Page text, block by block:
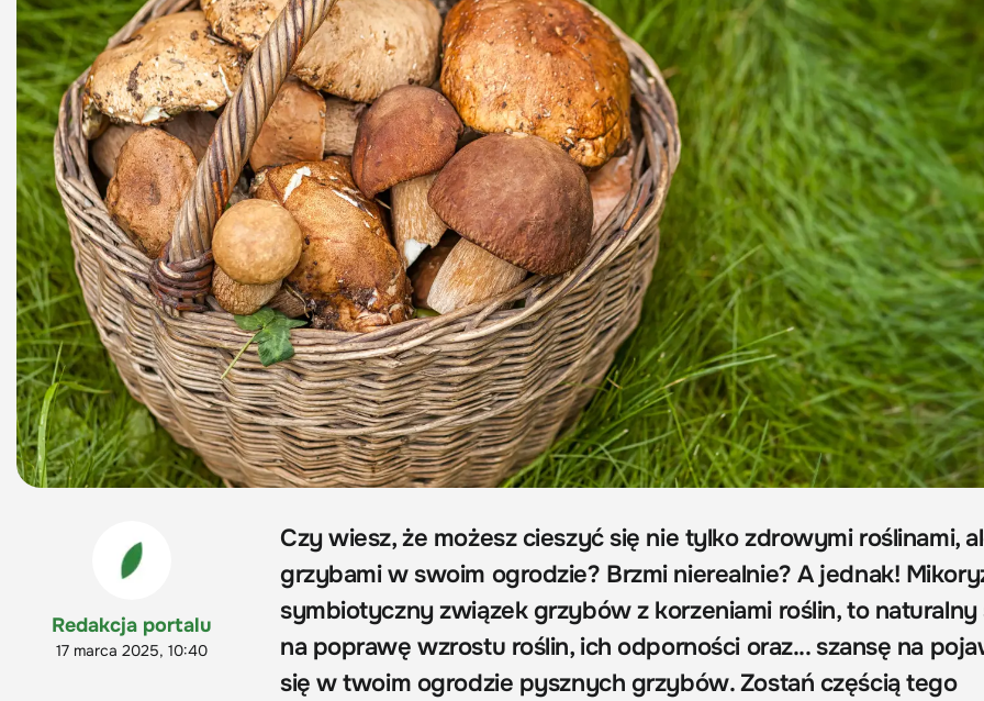
Redakcja portalu
17 marca 2025, 10:40
Czy wiesz, że możesz cieszyć się nie tylko zdrowymi roślinami,
grzybami w swoim ogrodzie? Brzmi nierealnie? A jednak!
symbiotyczny związek grzybów z korzeniami roślin, to naturalny
na poprawę wzrostu roślin, ich odporności oraz... szansę na
się w twoim ogrodzie pysznych grzybów. Zostań częścią tego